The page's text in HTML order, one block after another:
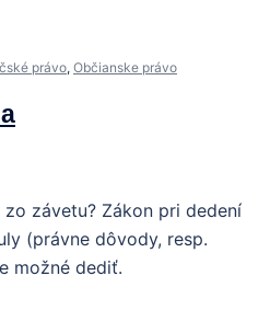
právo, Občianske právo
závetu? Zákon pri dedení
(právne dôvody, resp.
možné dediť.